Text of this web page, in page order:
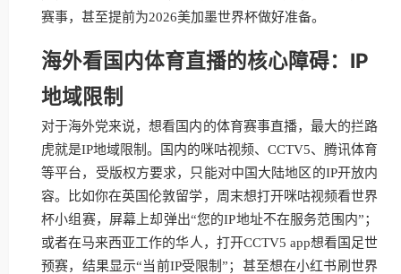
赛事，甚至提前为2026美加墨世界杯做好准备。
海外看国内体育直播的核心障碍：IP
地域限制
对于海外党来说，想看国内的体育赛事直播，最大的拦路
虎就是IP地域限制。国内的咪咕视频、CCTV5、腾讯体育
等平台，受版权方要求，只能对中国大陆地区的IP开放内
容。比如你在英国伦敦留学，周末想打开咪咕视频看世界
杯小组赛，屏幕上却弹出“您的IP地址不在服务范围内”；
或者在马来西亚工作的华人，打开CCTV5 app想看国足世
预赛，结果显示“当前IP受限制”；甚至想在小红书刷世界